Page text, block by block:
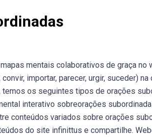
mentais colaborativos de graça no
importar, parecer, urgir, suceder) na
os seguintes tipos de orações
interativo sobreorações
conteúdos variados sobre orações
do site infinittus e compartilhe.